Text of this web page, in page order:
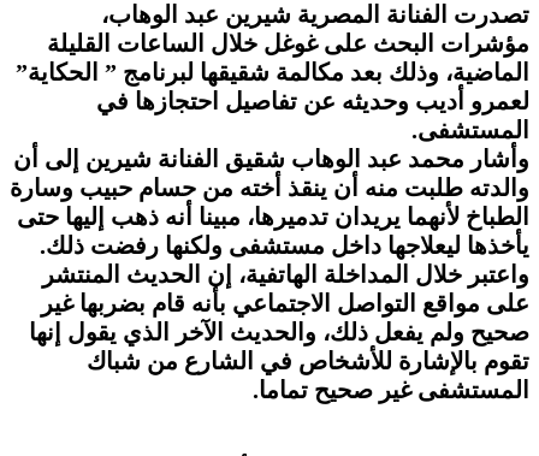
تصدرت الفنانة المصرية شيرين عبد الوهاب،
مؤشرات البحث على غوغل خلال الساعات القليلة
الماضية، وذلك بعد مكالمة شقيقها لبرنامج ” الحكاية”
لعمرو أديب وحديثه عن تفاصيل احتجازها في
المستشفى.
وأشار محمد عبد الوهاب شقيق الفنانة شيرين إلى أن
والدته طلبت منه أن ينقذ أخته من حسام حبيب وسارة
الطباخ لأنهما يريدان تدميرها، مبينا أنه ذهب إليها حتى
يأخذها ليعلاجها داخل مستشفى ولكنها رفضت ذلك.
واعتبر خلال المداخلة الهاتفية، إن الحديث المنتشر
على مواقع التواصل الاجتماعي بأنه قام بضربها غير
صحيح ولم يفعل ذلك، والحديث الآخر الذي يقول إنها
تقوم بالإشارة للأشخاص في الشارع من شباك
المستشفى غير صحيح تماما.